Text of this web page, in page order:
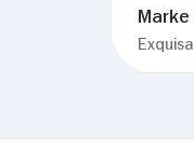
Marke
Exquisa